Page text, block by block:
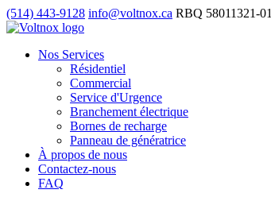
(514) 443-9128 info@voltnox.ca RBQ 58011321-01
Nos Services
Résidentiel
Commercial
Service d'Urgence
Branchement électrique
Bornes de recharge
Panneau de génératrice
À propos de nous
Contactez-nous
FAQ